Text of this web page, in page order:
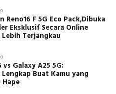
Reno16 F 5G Eco Pack,Dibuka
Eksklusif Secara Online
Terjangkau
vs Galaxy A25 5G:
Buat Kamu yang